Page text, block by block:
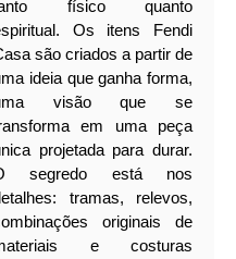
físico quanto
Os itens Fendi
são criados a partir de
ideia que ganha forma,
visão que se
em uma peça
projetada para durar.
segredo está nos
tramas, relevos,
originais de
e costuras